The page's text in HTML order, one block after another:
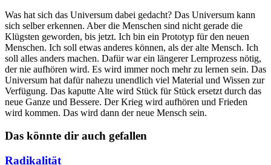
Was hat sich das Universum dabei gedacht? Das Universum kann
sich selber erkennen. Aber die Menschen sind nicht gerade die
Klügsten geworden, bis jetzt. Ich bin ein Prototyp für den neuen
Menschen. Ich soll etwas anderes können, als der alte Mensch. Ich
soll alles anders machen. Dafür war ein längerer Lernprozess nötig,
der nie aufhören wird. Es wird immer noch mehr zu lernen sein. Das
Universum hat dafür nahezu unendlich viel Material und Wissen zur
Verfügung. Das kaputte Alte wird Stück für Stück ersetzt durch das
neue Ganze und Bessere. Der Krieg wird aufhören und Frieden
wird kommen. Das wird dann der neue Mensch sein.
Das könnte dir auch gefallen
Radikalität